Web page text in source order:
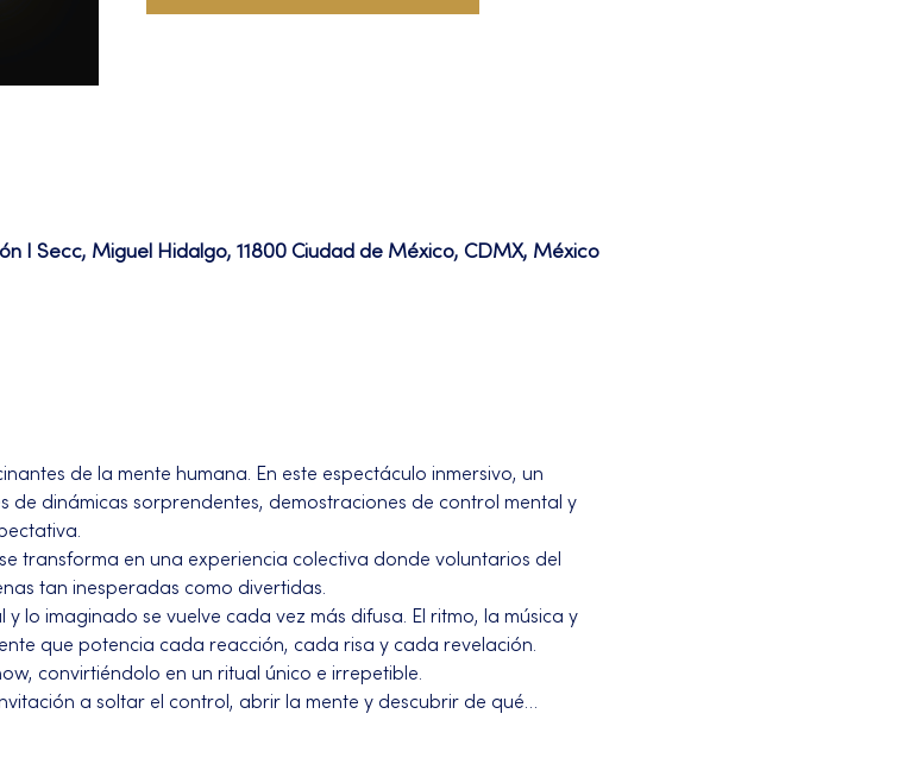
I Secc, Miguel Hidalgo, 11800 Ciudad de México, CDMX, México
de la mente humana. En este espectáculo inmersivo, un
de dinámicas sorprendentes, demostraciones de control mental y
transforma en una experiencia colectiva donde voluntarios del
tan inesperadas como divertidas.
lo imaginado se vuelve cada vez más difusa. El ritmo, la música y
que potencia cada reacción, cada risa y cada revelación.
convirtiéndolo en un ritual único e irrepetible.
a soltar el control, abrir la mente y descubrir de qué…